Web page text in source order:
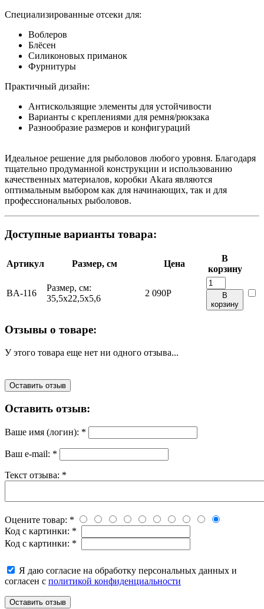
Специализированные отсеки для:
Воблеров
Блёсен
Силиконовых приманок
Фурнитуры
Практичный дизайн:
Антискользящие элементы для устойчивости
Варианты с креплениями для ремня/рюкзака
Разнообразие размеров и конфигураций
Идеальное решение для рыболовов любого уровня. Благодаря
тщательно продуманной конструкции и использованию
качественных материалов, коробки Akara являются
оптимальным выбором как для начинающих, так и для
профессиональных рыболовов.
Доступные варианты товара:
Артикул Размер, см Цена
В
корзину
BA-116
Размер, см:
35,5х22,5х5,6
2 090Р
В
корзину
Отзывы о товаре:
У этого товара еще нет ни одного отзыва...
Оставить отзыв
Оставить отзыв:
Ваше имя (логин): *
Ваш e-mail: *
Текст отзыва: *
Оцените товар: *
Код с картинки: *
Код с картинки: *
Я даю согласие на обработку персональных данных и
согласен с политикой конфиденциальности